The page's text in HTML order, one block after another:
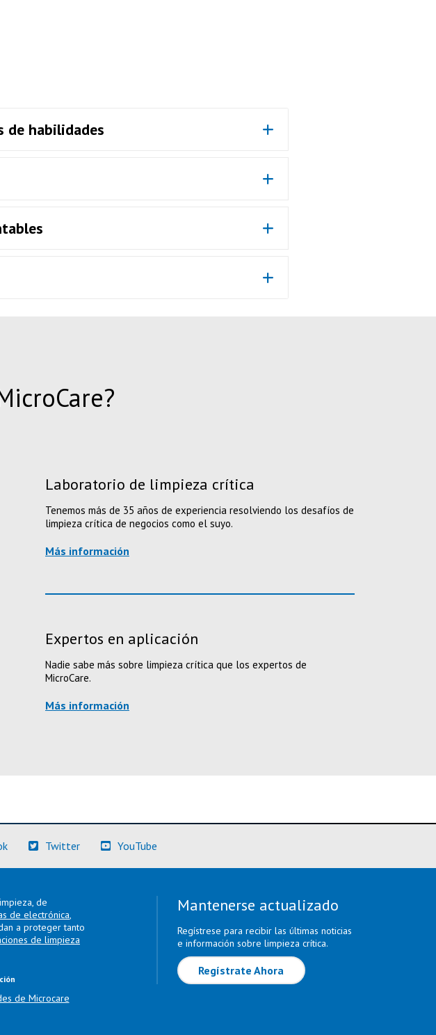
de habilidades
Laboratorio de limpieza crítica
Tenemos más de 35 años de experiencia resolviendo los desafíos de
limpieza crítica de negocios como el suyo.
Más información
Expertos en aplicación
Nadie sabe más sobre limpieza crítica que los expertos de
MicroCare.
Más información
(Más información)
Twitter(Más información)
YouTube
de
de electrónica,
a proteger tanto
de limpieza
de Microcare
Mantenerse actualizado
Regístrese para recibir las últimas noticias
e información sobre limpieza crítica.
Regístrate Ahora